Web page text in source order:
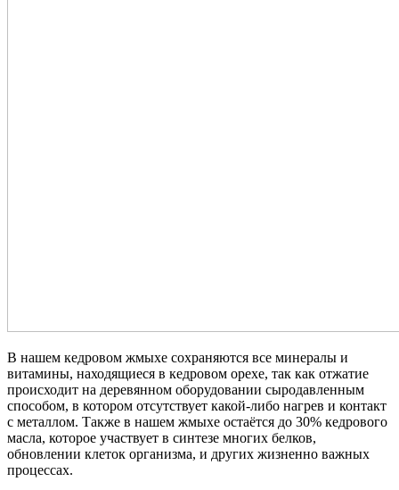
В нашем кедровом жмыхе сохраняются все минералы и
витамины, находящиеся в кедровом орехе, так как отжатие
происходит на деревянном оборудовании сыродавленным
способом, в котором отсутствует какой-либо нагрев и контакт
с металлом. Также в нашем жмыхе остаётся до 30% кедрового
масла, которое участвует в синтезе многих белков,
обновлении клеток организма, и других жизненно важных
процессах.